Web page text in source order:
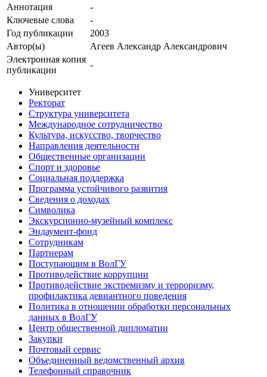
Аннотация
-
Ключевые cлова
-
Год публикации
2003
Автор(ы)
Агеев Александр Александрович
Электронная копия
публикации
-
Университет
Ректорат
Структура университета
Международное сотрудничество
Культура, искусство, творчество
Направления деятельности
Общественные организации
Спорт и здоровье
Социальная поддержка
Программа устойчивого развития
Сведения о доходах
Символика
Экскурсионно-музейный комплекс
Эндаумент-фонд
Сотрудникам
Партнерам
Поступающим в ВолГУ
Противодействие коррупции
Противодействие экстремизму и терроризму,
профилактика девиантного поведения
Политика в отношении обработки персональных
данных в ВолГУ
Центр общественной дипломатии
Закупки
Почтовый сервис
Объединенный ведомственный архив
Телефонный справочник